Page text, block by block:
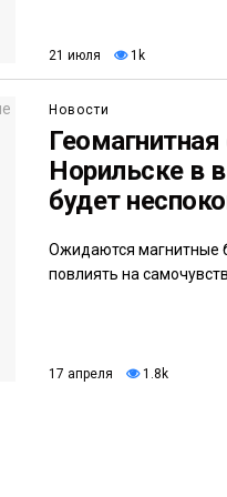
21 июля 1k
Новости
Норильске в
будет
Ожидаются магнитные
повлиять на
17 апреля 1.8k